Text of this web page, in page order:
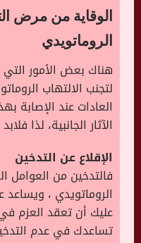
الوقاية من مرض
الروماتويدي
هناك بعض الأمور
لتجنب الالتهاب
العادات عند الإصابة
الآثار الجانبية، لذا
الإقلاع عن التدخين
فالتدخين من العوامل
الروماتويدي ،
عليك أن تعقد العزم
تساعدك في عدم